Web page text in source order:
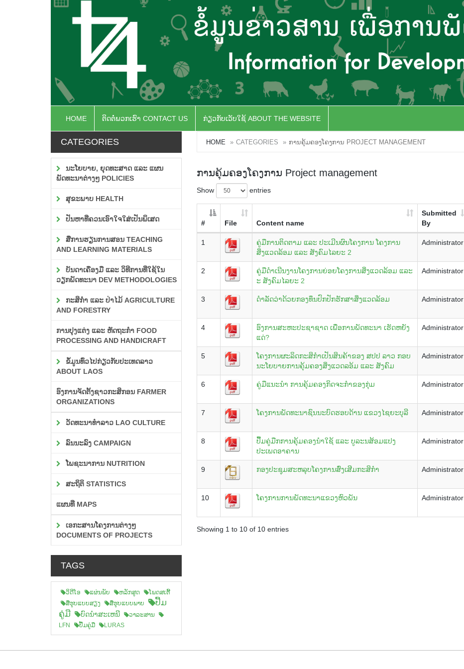
HOME ຕິດຕໍ່ພວກເຮົາ CONTACT US ກ່ຽວກັບເວັບໃຊ້ ABOUT THE WEBSITE
CATEGORIES
ນະໂຍບາຍ, ຍຸດທະສາດ ແລະ ແຜນ
ພັດທະນາຕ່າງໆ POLICIES
ສຸຂະພາບ HEALTH
ປັນຫາທີ່ຄວນເອົາໃຈໃສ່ເປັນພິເສດ
ສື່ການຮຽນການສອນ TEACHING
AND LEARNING MATERIALS
ບັນດາເຄື່ອງມື ແລະ ວິທີການທີ່ໃຊ້ໃນ
ວຽກພັດທະນາ DEV METHODOLOGIES
ກະສິກຳ ແລະ ປ່າໄມ້ AGRICULTURE
AND FORESTRY
ການປຸງແຕ່ງ ແລະ ຫັດຖະກຳ FOOD
PROCESSING AND HANDICRAFT
ຂໍ້ມູນທົ່ວໄປກ່ຽວກັບປະເທດລາວ
ABOUT LAOS
ອົງການຈັດຕັ້ງຊາວກະສິກອນ FARMER
ORGANIZATIONS
ວັດທະນາທຳລາວ LAO CULTURE
ລົນນະລົງ CAMPAIGN
ໂພຊະນາການ NUTRITION
ສະຖິຕິ STATISTICS
ແຜນທີ່ MAPS
ເອກະສານໂຄງການຕ່າງໆ
DOCUMENTS OF PROJECTS
TAGS
ວິດີໂອ ແຜ່ນພັບ ຫລັກສູດ
ໂພດສເຕີ້
ສືຮູບແບບສຽງ
ສື່ຮູບແບບພາບ
ປື້ມ
ຄູ່ມື
ບົດນຳສະເຫນີ
ວາລະສານ
LFN
ປື້ມຄູ່ມື LURAS
HOME CATEGORIES ການຄຸ້ມຄອງໂຄງການ PROJECT MANAGEMENT
ການຄຸ້ມຄອງໂຄງການ Project management
Show entries
# File Content name
Submitted
By
1
ຄູ່ມືການຕິດຕາມ ແລະ ປະເມີນຜົນໂຄງການ ໂຄງການ
ສິ່ງແວດລ້ອມ ແລະ ສັງຄົມໄລຍະ 2
Administrator
2
ຄູ່ມືດຳເນີນງານໂຄງການຍ່ອຍໂຄງການສິ່ງແວດລ້ອມ ແລະ
ະ ສັງຄົມໄລຍະ 2
Administrator
3 ດຳລັດວ່າດ້ວຍກອງທຶນປົກປັກຮັກສາສິ່ງແວດລ້ອມ Administrator
4
ອົງການສະຫະປະຊາຊາດ ເພື່ອການພັດທະນາ ເຮັດຫຍັງ
ແດ່?
Administrator
5
ໂຄງການຜະລິດກະສິກຳເປັນສິນຄ້າຂອງ ສປປ ລາວ ກອບ
ນະໂຍບາຍການຄຸ້ມຄອງສິ່ງແວດລອ້ມ ແລະ ສັງຄົມ
Administrator
6 ​ຄູ່​ມື​ແນະ​ນຳ ການ​ຄຸ້ມ​ຄອງ​ກິດ​ຈະ​ກຳ​ຂອງ​ກຸ່ມ Administrator
7 ໂຄງການພັດທະນາຊົນນະບົດຮອບດ້ານ ແຂວງໄຊຍະບຸລີ Administrator
8
ປື້ມຄູ່ມືກການຄຸ້ມຄອງນໍາໃຊ້ ແລະ ບູລະນສ້ອມແປງ
ປະເພດອາຄານ
Administrator
9 ກອງປະຊຸມສະຫລຸບໂຄງການສົ່ງເສີມກະສິກຳ Administrator
10 ໂຄງການການພັດທະນາແຂວງຫົວພັນ Administrator
Showing 1 to 10 of 10 entries